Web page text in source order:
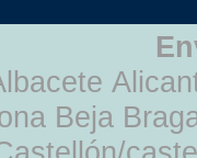
Beja